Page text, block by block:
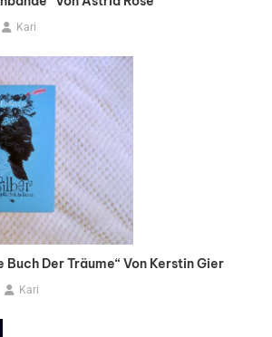
Kari
Der Träume“ Von Kerstin Gier
Kari